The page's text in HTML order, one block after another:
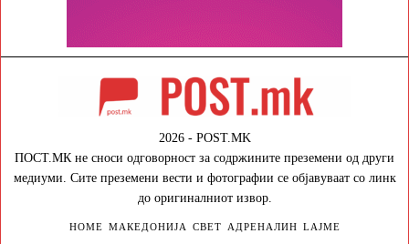
2026 - POST.MK
ПОСТ.МК не сноси одговорност за содржините преземени од други
медиуми. Сите преземени вести и фотографии се објавуваат со линк
до оригиналниот извор.
HOME МАКЕДОНИЈА СВЕТ АДРЕНАЛИН LAJME